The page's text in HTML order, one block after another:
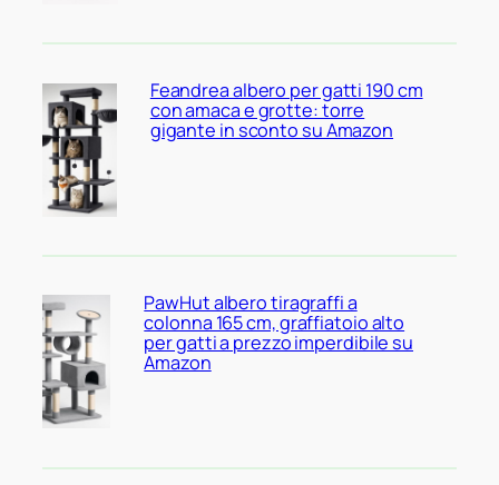
Feandrea albero per gatti 190 cm
con amaca e grotte: torre
gigante in sconto su Amazon
PawHut albero tiragraffi a
colonna 165 cm, graffiatoio alto
per gatti a prezzo imperdibile su
Amazon